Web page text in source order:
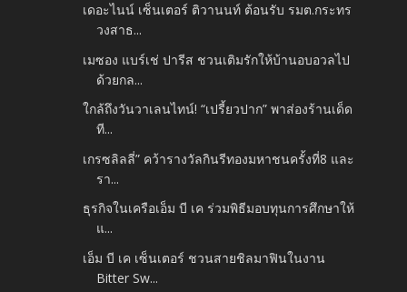
เดอะไนน์ เซ็นเตอร์ ติวานนท์ ต้อนรับ รมต.กระทร
วงสาธ...
เมซอง แบร์เช่ ปารีส ชวนเติมรักให้บ้านอบอวลไป
ด้วยกล...
ใกล้ถึงวันวาเลนไทน์! “เปรี้ยวปาก” พาส่องร้านเด็ด
ที...
เกรซลิลลี่” คว้ารางวัลกินรีทองมหาชนครั้งที่8 และ
รา...
ธุรกิจในเครือเอ็ม บี เค ร่วมพิธีมอบทุนการศึกษาให้
แ...
เอ็ม บี เค เซ็นเตอร์ ชวนสายชิลมาฟินในงาน
Bitter Sw...